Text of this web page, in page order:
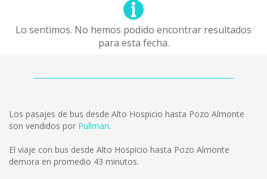
Lo sentimos. No hemos podido encontrar resultados
para esta fecha.
Los pasajes de bus desde Alto Hospicio hasta Pozo Almonte
son vendidos por Pullman.
El viaje con bus desde Alto Hospicio hasta Pozo Almonte
demora en promedio 43 minutos.